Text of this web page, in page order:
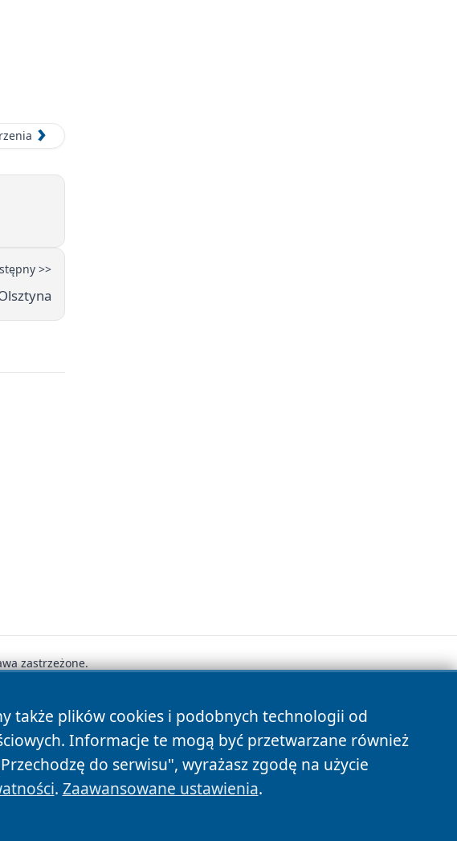
>>
także plików cookies i podobnych technologii od
Informacje te mogą być przetwarzane również
do serwisu", wyrażasz zgodę na użycie
. Zaawansowane ustawienia.
zastrzeżone.
Cookies